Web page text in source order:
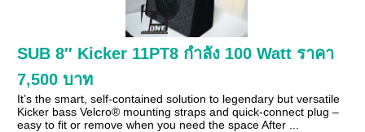
SUB 8″ Kicker 11PT8 กำลัง 100 Watt ราคา
7,500 บาท
It’s the smart, self-contained solution to legendary but versatile
Kicker bass Velcro® mounting straps and quick-connect plug –
easy to fit or remove when you need the space After ...